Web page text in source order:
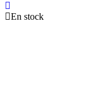
En stock